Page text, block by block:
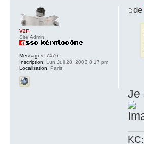
de
Je
V2F
Site Admin
Messages: 7476
Inscription: Lun Juil 28, 2003 8:17 pm
Localisation: Paris